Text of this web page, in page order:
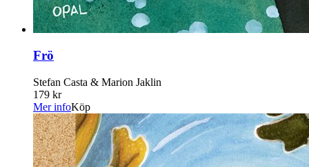
Frö
Stefan Casta & Marion Jaklin
179 kr
Mer infoKöp